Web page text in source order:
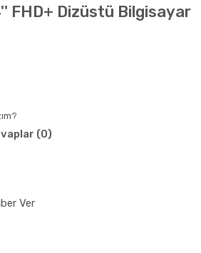
FHD+ Dizüstü Bilgisayar
(0)
Ver